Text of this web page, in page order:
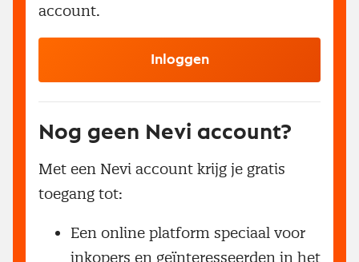
account.
Inloggen
Nog geen Nevi account?
Met een Nevi account krijg je gratis
toegang tot:
Een online platform speciaal voor
inkopers en geïnteresseerden in het